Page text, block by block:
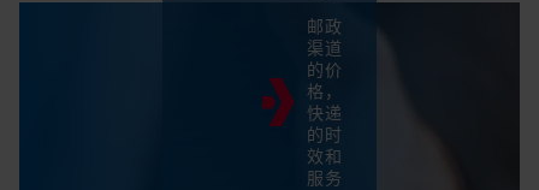
邮政
渠道
的价
格，
快递
的时
效和
服务